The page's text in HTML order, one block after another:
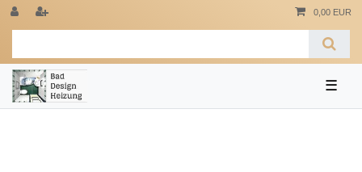
0,00 EUR
☰